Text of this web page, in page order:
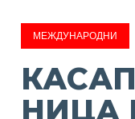
МЕЖДУНАРОДНИ
НИЦА